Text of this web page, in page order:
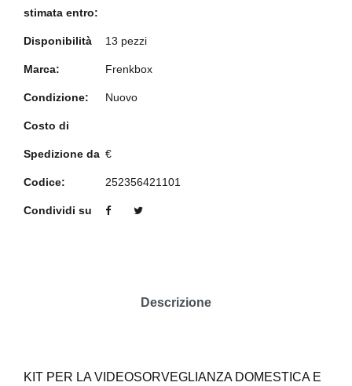
stimata entro:
Disponibilità 13 pezzi
Marca: Frenkbox
Condizione: Nuovo
Costo di
Spedizione da €
Codice: 252356421101
Condividi su
Descrizione
KIT PER LA VIDEOSORVEGLIANZA DOMESTICA E